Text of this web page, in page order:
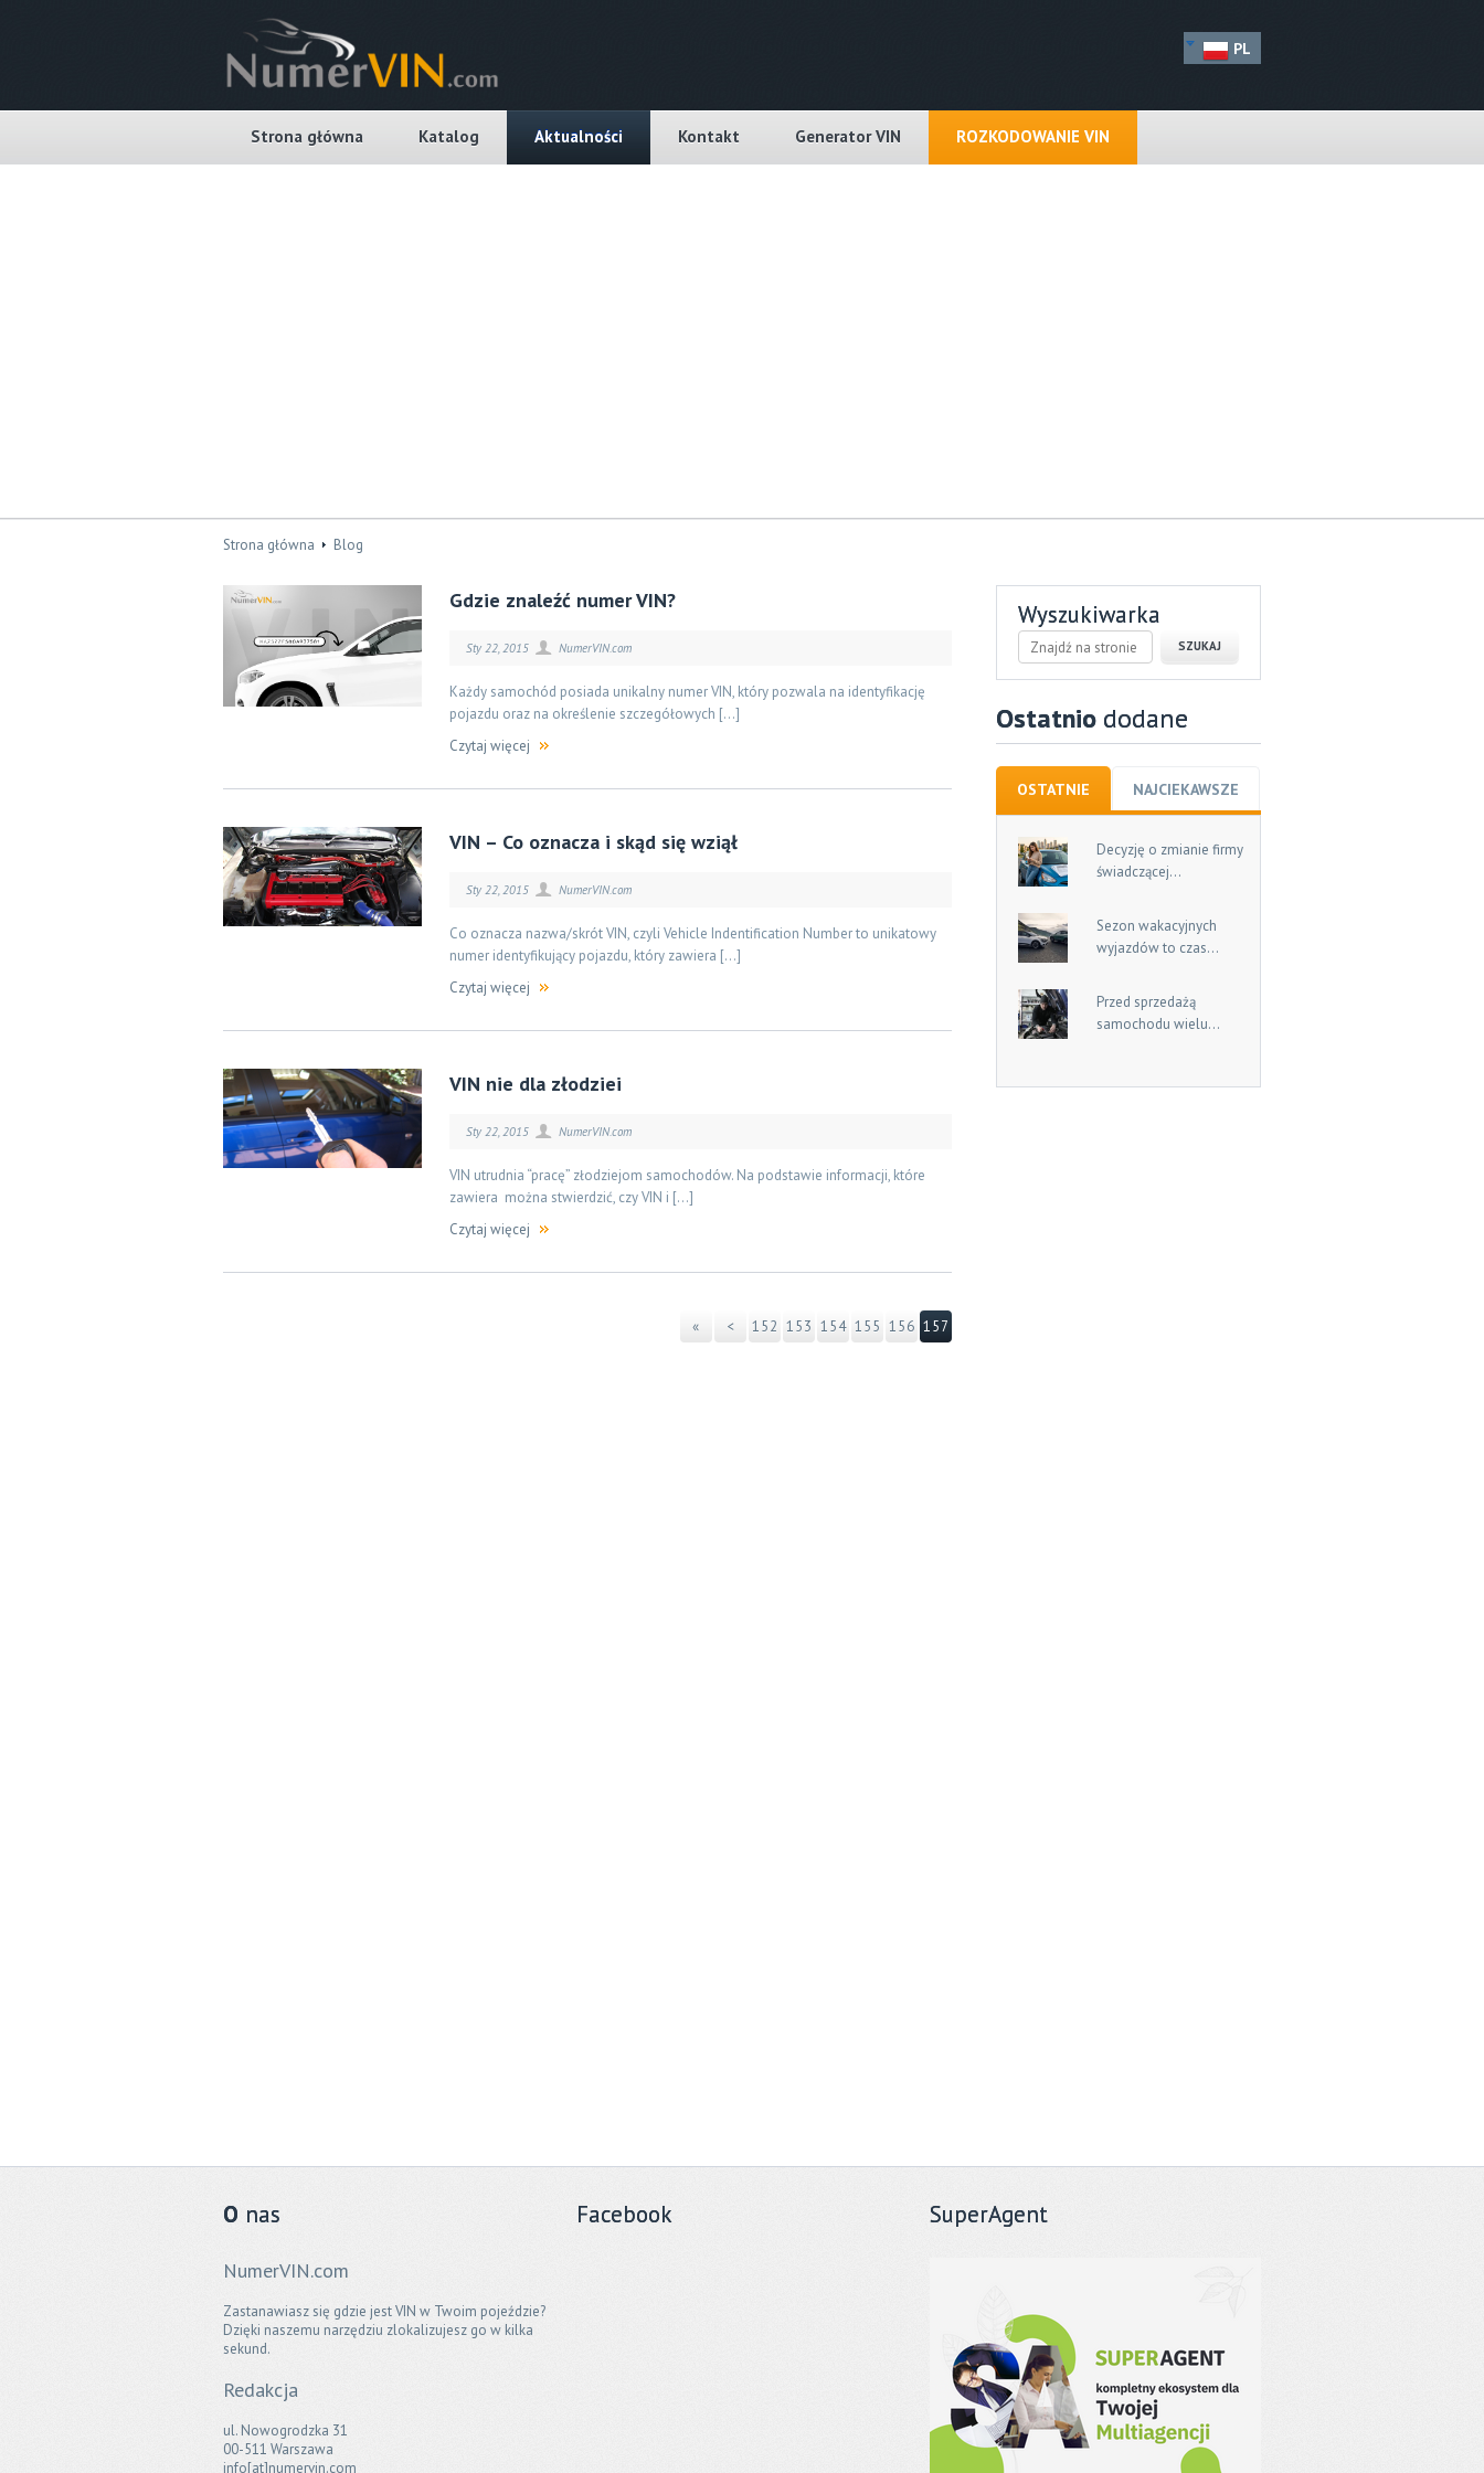
PL
Strona główna Katalog Aktualności Kontakt Generator VIN ROZKODOWANIE VIN
Strona główna Blog
Gdzie znaleźć numer VIN?
Sty 22, 2015 NumerVIN.com
Każdy samochód posiada unikalny numer VIN, który pozwala na identyfikację
pojazdu oraz na określenie szczegółowych […]
Czytaj więcej
VIN – Co oznacza i skąd się wziął
Sty 22, 2015 NumerVIN.com
Co oznacza nazwa/skrót VIN, czyli Vehicle Indentification Number to unikatowy
numer identyfikujący pojazdu, który zawiera […]
Czytaj więcej
VIN nie dla złodziei
Sty 22, 2015 NumerVIN.com
VIN utrudnia “pracę” złodziejom samochodów. Na podstawie informacji, które
zawiera można stwierdzić, czy VIN i […]
Czytaj więcej
« < 152 153 154 155 156 157
Wyszukiwarka
Ostatnio dodane
OSTATNIE NAJCIEKAWSZE
Decyzję o zmianie firmy
świadczącej...
Sezon wakacyjnych
wyjazdów to czas...
Przed sprzedażą
samochodu wielu...
O nas
NumerVIN.com
Zastanawiasz się gdzie jest VIN w Twoim pojeździe?
Dzięki naszemu narzędziu zlokalizujesz go w kilka
sekund.
Redakcja
ul. Nowogrodzka 31
00-511 Warszawa
info[at]numervin.com
Facebook SuperAgent